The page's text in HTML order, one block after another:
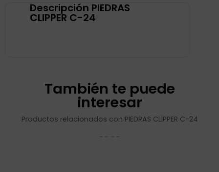
Descripción PIEDRAS
CLIPPER C-24
También te puede
interesar
Productos relacionados con PIEDRAS CLIPPER C-24